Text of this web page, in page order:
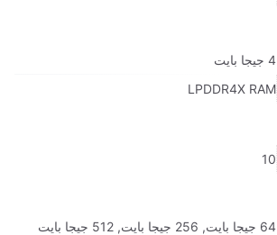
4 جيجا بايت
LPDDR4X RAM
10
64 جيجا بايت, 256 جيجا بايت, 512 جيجا بايت